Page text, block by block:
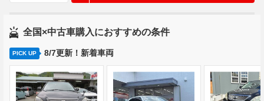
全国×中古車購入におすすめの条件
PICK UP 8/7更新！新着車両